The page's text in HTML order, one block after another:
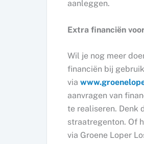
aanleggen.
Extra financiën
Wil je nog meer
financiën bij
via
aanvragen van
te realiseren. Denk
straatregenton. Of
via Groene Loper